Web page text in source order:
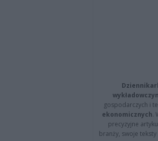
gospodarczych i
ekonomicznych.
precyzyjne
branży, swoje